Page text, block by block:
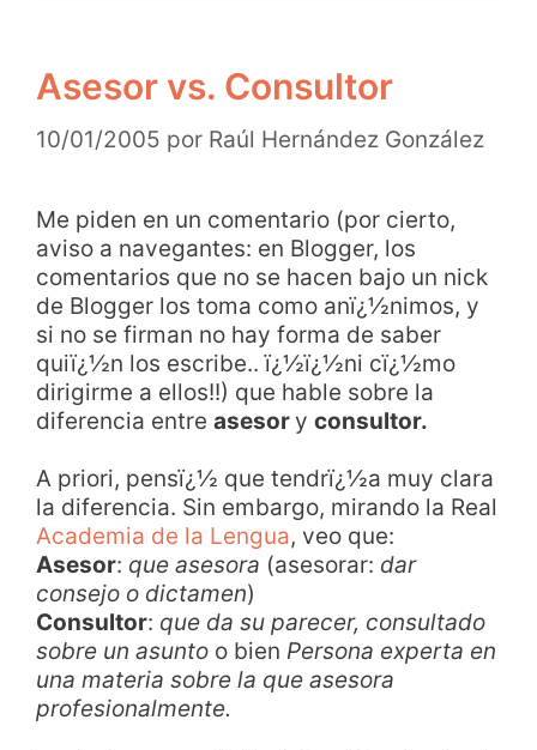
Asesor vs. Consultor
10/01/2005 por Raúl Hernández González
Me piden en un comentario (por cierto,
aviso a navegantes: en Blogger, los
comentarios que no se hacen bajo un nick
de Blogger los toma como anï¿½nimos, y
si no se firman no hay forma de saber
quiï¿½n los escribe.. ï¿½ï¿½ni cï¿½mo
dirigirme a ellos!!) que hable sobre la
diferencia entre asesor y consultor.
A priori, pensï¿½ que tendrï¿½a muy clara
la diferencia. Sin embargo, mirando la Real
Academia de la Lengua, veo que:
Asesor: que asesora (asesorar: dar
consejo o dictamen)
Consultor: que da su parecer, consultado
sobre un asunto o bien Persona experta en
una materia sobre la que asesora
profesionalmente.